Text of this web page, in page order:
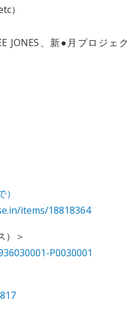
）
JONES、新●月プロジェク
items/18818364
）＞
P0030001